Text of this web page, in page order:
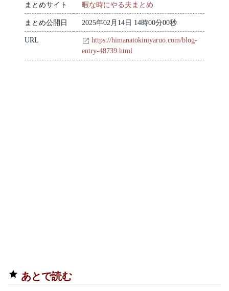
まとめサイト 暇な時にやる夫まとめ
まとめ公開日 2025年02月14日 14時00分00秒
URL
https://himanatokiniyaruo.com/blog-
entry-48739.html
あとで読む